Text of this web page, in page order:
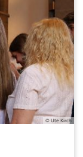
© Ute Kirch